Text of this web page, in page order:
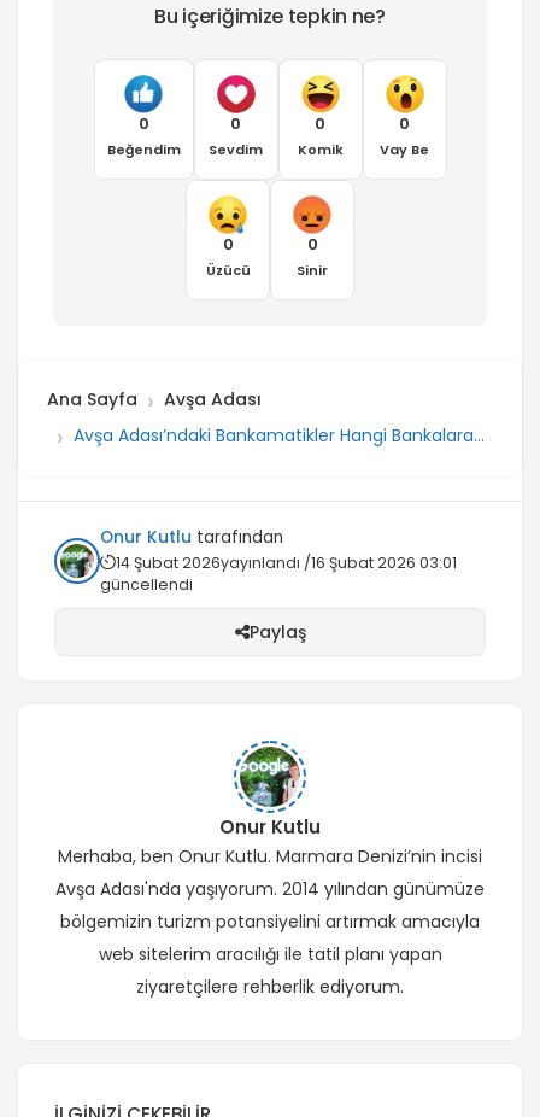
Bu içeriğimize tepkin ne?
0
Beğendim
0
Sevdim
0
Komik
0
Vay Be
0
Üzücü
0
Sinir
Ana Sayfa
Avşa Adası
Avşa Adası’ndaki Bankamatikler Hangi Bankalara
Onur Kutlu tarafından
14 Şubat 2026yayınlandı /16 Şubat 2026 03:01
güncellendi
Paylaş
Onur Kutlu
Merhaba, ben Onur Kutlu. Marmara Denizi’nin incisi
Avşa Adası'nda yaşıyorum. 2014 yılından günümüze
bölgemizin turizm potansiyelini artırmak amacıyla
web sitelerim aracılığı ile tatil planı yapan
ziyaretçilere rehberlik ediyorum.